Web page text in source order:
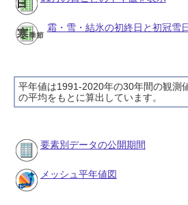
霜・雪・結氷の初終日と初冠雪
平年値は1991-2020年の30年間の観測
の平均をもとに算出しています。
要素別データの公開期間
メッシュ平年値図